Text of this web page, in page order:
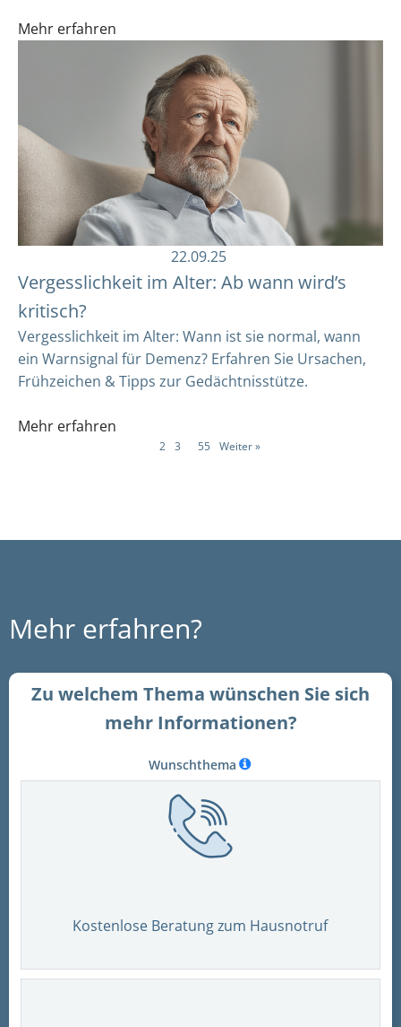
Mehr erfahren
22.09.25
Vergesslichkeit im Alter: Ab wann wird’s
kritisch?
Vergesslichkeit im Alter: Wann ist sie normal, wann
ein Warnsignal für Demenz? Erfahren Sie Ursachen,
Frühzeichen & Tipps zur Gedächtnisstütze.
Mehr erfahren
2 3 55 Weiter »
Mehr erfahren?
Zu welchem Thema wünschen Sie sich
mehr Informationen?
Wunschthema
Kostenlose Beratung zum Hausnotruf